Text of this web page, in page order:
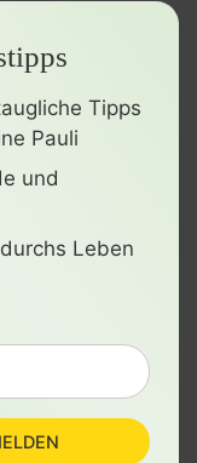
Tipps
Pauli
und
Leben